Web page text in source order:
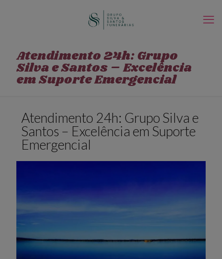
Atendimento 24h: Grupo
Silva e Santos – Excelência
em Suporte Emergencial
Atendimento 24h: Grupo Silva e
Santos – Excelência em Suporte
Emergencial